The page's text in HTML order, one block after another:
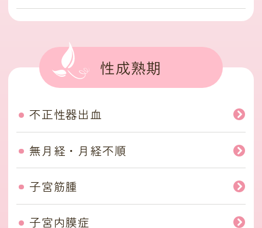
性成熟期
不正性器出血
無月経・月経不順
子宮筋腫
子宮内膜症